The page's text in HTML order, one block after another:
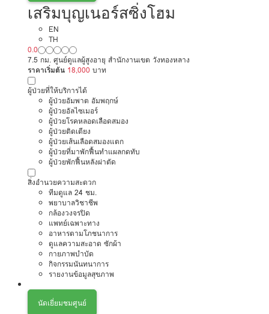
เสริมบุญเนอร์สซิ่งโฮม
EN
TH
0.0
7.5 กม. ศูนย์ดูแลผู้สูงอายุ สำนักงานเขต วังทองหลาง
ราคาเริ่มต้น 18,000 บาท
ผู้ป่วยที่ให้บริการได้
ผู้ป่วยอัมพาต อัมพฤกษ์
ผู้ป่วยอัลไซเมอร์
ผู้ป่วยโรคหลอดเลือดสมอง
ผู้ป่วยติดเตียง
ผู้ป่วยเส้นเลือดสมองแตก
ผู้ป่วยที่มาพักฟื้นทำแผลกดทับ
ผู้ป่วยพักฟื้นหลังผ่าตัด
สิ่งอำนวยความสะดวก
ทีมดูแล 24 ชม.
พยาบาลวิชาชีพ
กล้องวงจรปิด
แพทย์เฉพาะทาง
อาหารตามโภชนาการ
ดูแลความสะอาด ซักผ้า
กายภาพบำบัด
กิจกรรมนันทนาการ
รายงานข้อมูลสุขภาพ
นัดเยี่ยมชมศูนย์